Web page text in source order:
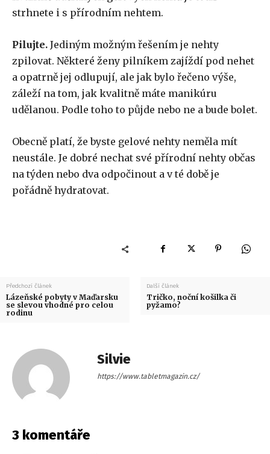
strhnete i s přírodním nehtem.
Pilujte. Jediným možným řešením je nehty
zpilovat. Některé ženy pilníkem zajíždí pod nehet
a opatrně jej odlupují, ale jak bylo řečeno výše,
záleží na tom, jak kvalitně máte manikúru
udělanou. Podle toho to půjde nebo ne a bude bolet.
Obecně platí, že byste gelové nehty neměla mít
neustále. Je dobré nechat své přírodní nehty občas
na týden nebo dva odpočinout a v té době je
pořádně hydratovat.
Předchozí článek
Lázeňské pobyty v Maďarsku
se slevou vhodné pro celou
rodinu
Další článek
Tričko, noční košilka či
pyžamo?
Silvie
https://www.tabletmagazin.cz/
3 komentáře